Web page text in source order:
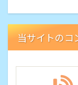
当サイトのコ